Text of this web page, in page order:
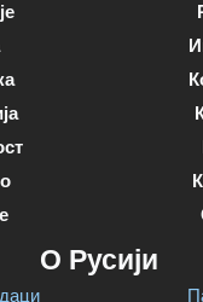
О Русији